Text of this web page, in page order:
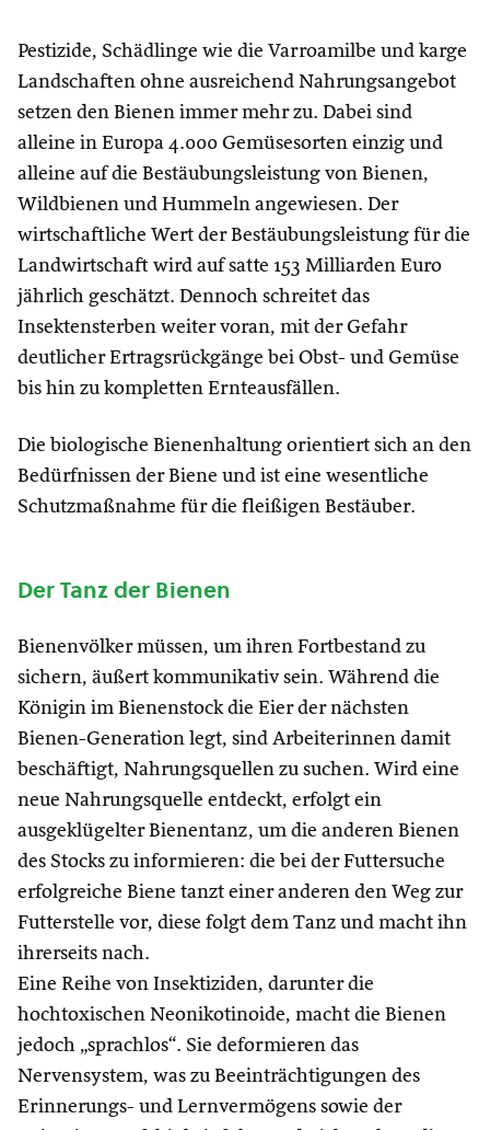
Pestizide, Schädlinge wie die Varroamilbe und karge
Landschaften ohne ausreichend Nahrungsangebot
setzen den Bienen immer mehr zu. Dabei sind
alleine in Europa 4.000 Gemüsesorten einzig und
alleine auf die Bestäubungsleistung von Bienen,
Wildbienen und Hummeln angewiesen. Der
wirtschaftliche Wert der Bestäubungsleistung für die
Landwirtschaft wird auf satte 153 Milliarden Euro
jährlich geschätzt. Dennoch schreitet das
Insektensterben weiter voran, mit der Gefahr
deutlicher Ertragsrückgänge bei Obst- und Gemüse
bis hin zu kompletten Ernteausfällen.
Die biologische Bienenhaltung orientiert sich an den
Bedürfnissen der Biene und ist eine wesentliche
Schutzmaßnahme für die fleißigen Bestäuber.
Der Tanz der Bienen
Bienenvölker müssen, um ihren Fortbestand zu
sichern, äußert kommunikativ sein. Während die
Königin im Bienenstock die Eier der nächsten
Bienen-Generation legt, sind Arbeiterinnen damit
beschäftigt, Nahrungsquellen zu suchen. Wird eine
neue Nahrungsquelle entdeckt, erfolgt ein
ausgeklügelter Bienentanz, um die anderen Bienen
des Stocks zu informieren: die bei der Futtersuche
erfolgreiche Biene tanzt einer anderen den Weg zur
Futterstelle vor, diese folgt dem Tanz und macht ihn
ihrerseits nach.
Eine Reihe von Insektiziden, darunter die
hochtoxischen Neonikotinoide, macht die Bienen
jedoch „sprachlos“. Sie deformieren das
Nervensystem, was zu Beeinträchtigungen des
Erinnerungs- und Lernvermögens sowie der